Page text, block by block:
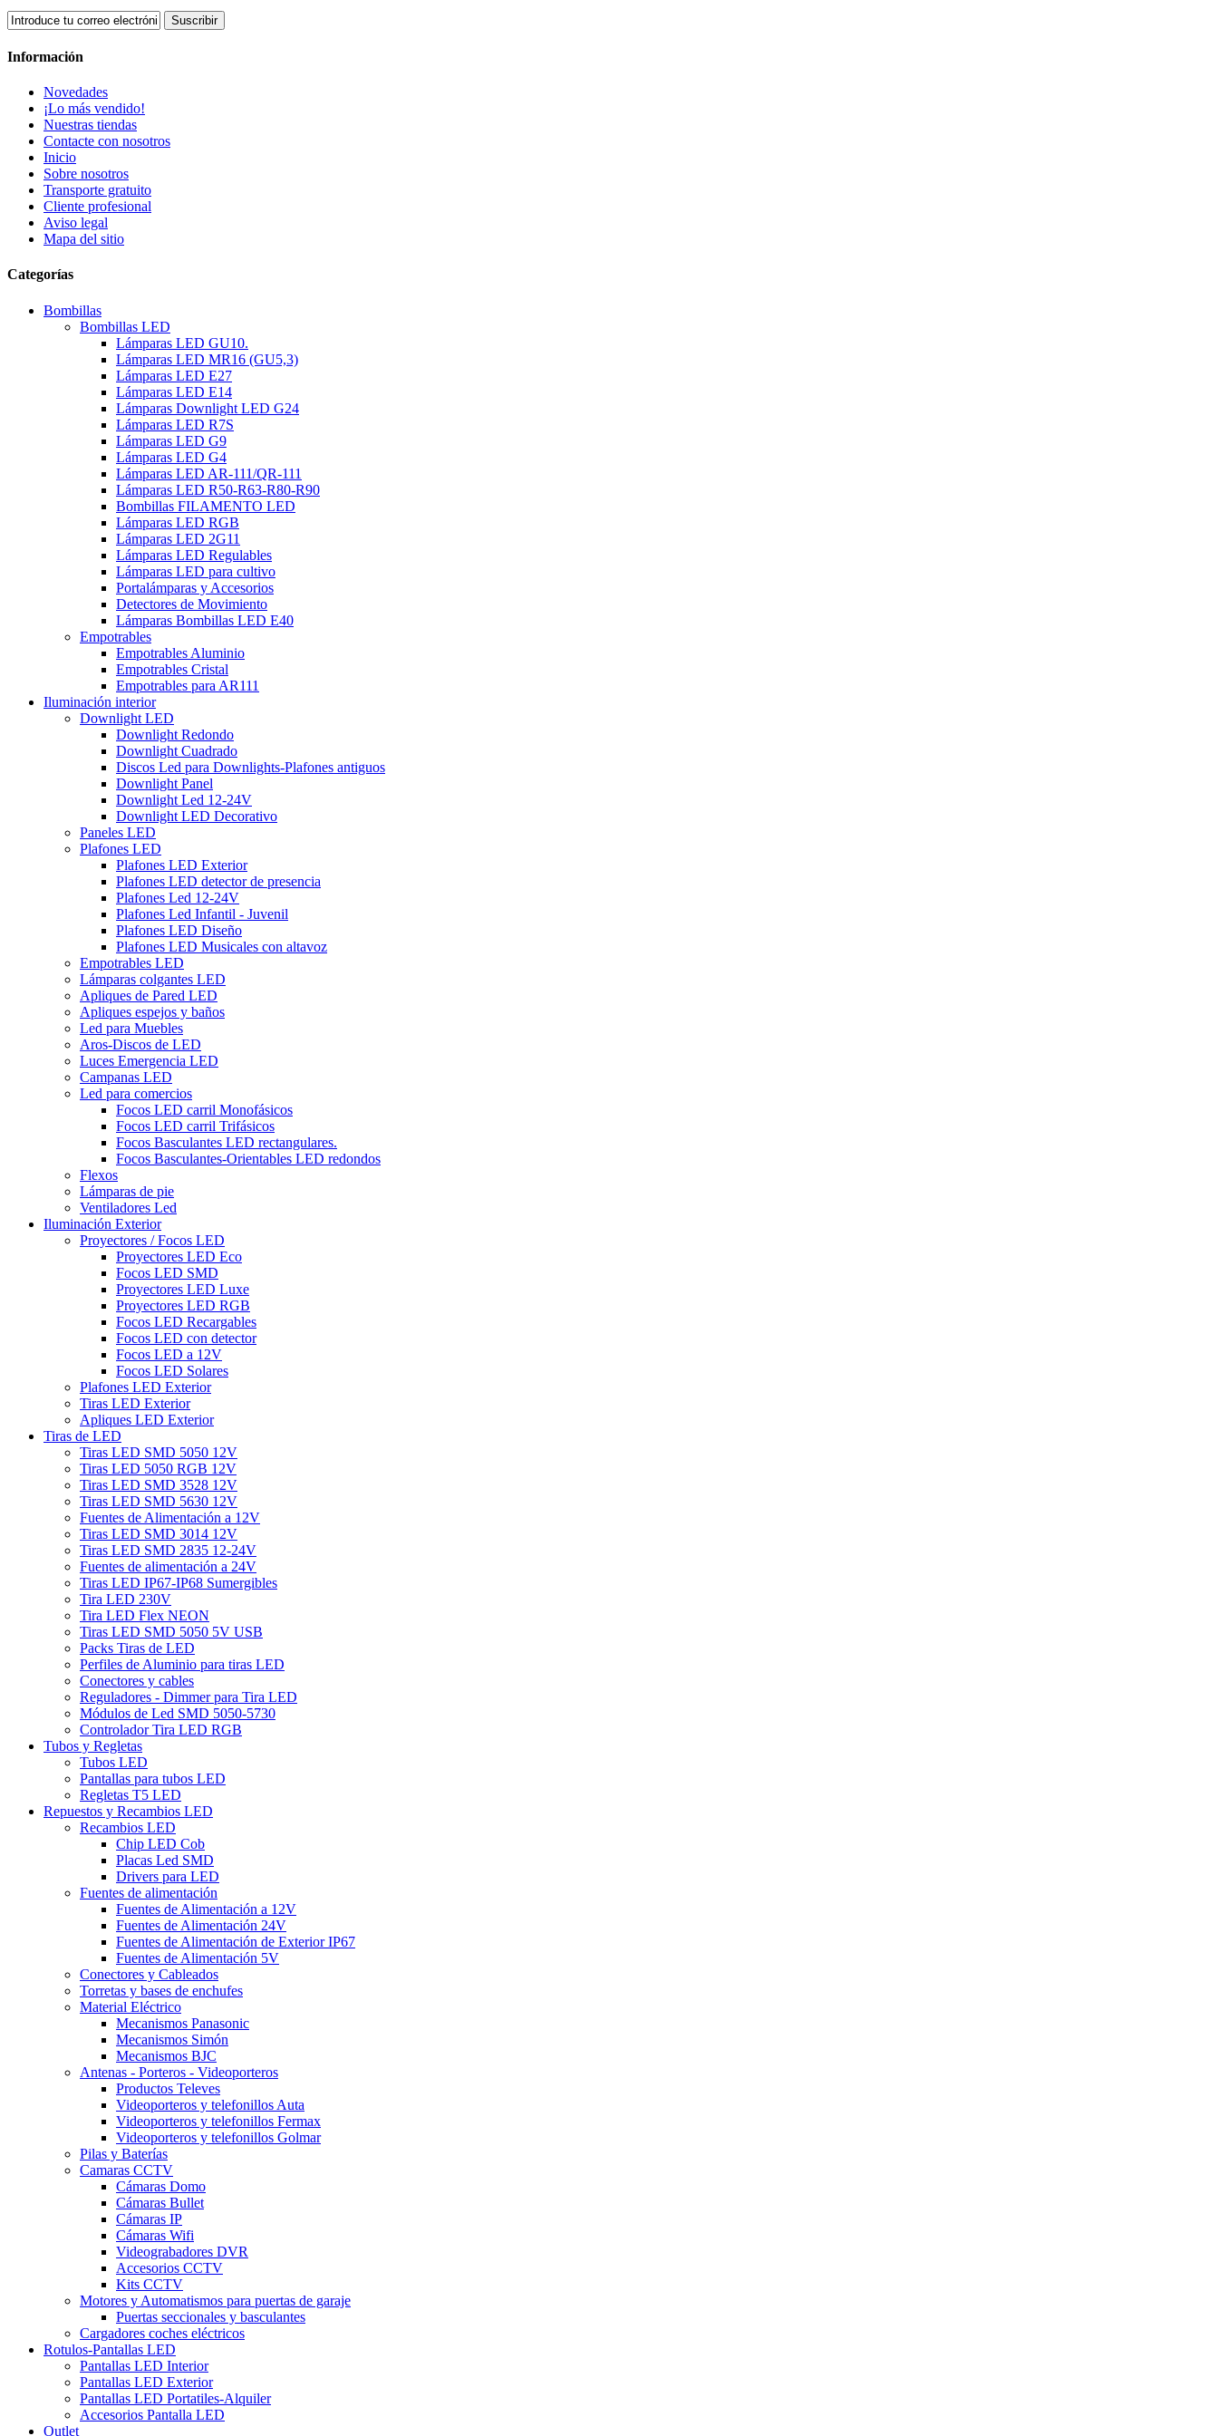
Suscribir
Información
Novedades
¡Lo más vendido!
Nuestras tiendas
Contacte con nosotros
Inicio
Sobre nosotros
Transporte gratuito
Cliente profesional
Aviso legal
Mapa del sitio
Categorías
Bombillas
Bombillas LED
Lámparas LED GU10.
Lámparas LED MR16 (GU5,3)
Lámparas LED E27
Lámparas LED E14
Lámparas Downlight LED G24
Lámparas LED R7S
Lámparas LED G9
Lámparas LED G4
Lámparas LED AR-111/QR-111
Lámparas LED R50-R63-R80-R90
Bombillas FILAMENTO LED
Lámparas LED RGB
Lámparas LED 2G11
Lámparas LED Regulables
Lámparas LED para cultivo
Portalámparas y Accesorios
Detectores de Movimiento
Lámparas Bombillas LED E40
Empotrables
Empotrables Aluminio
Empotrables Cristal
Empotrables para AR111
Iluminación interior
Downlight LED
Downlight Redondo
Downlight Cuadrado
Discos Led para Downlights-Plafones antiguos
Downlight Panel
Downlight Led 12-24V
Downlight LED Decorativo
Paneles LED
Plafones LED
Plafones LED Exterior
Plafones LED detector de presencia
Plafones Led 12-24V
Plafones Led Infantil - Juvenil
Plafones LED Diseño
Plafones LED Musicales con altavoz
Empotrables LED
Lámparas colgantes LED
Apliques de Pared LED
Apliques espejos y baños
Led para Muebles
Aros-Discos de LED
Luces Emergencia LED
Campanas LED
Led para comercios
Focos LED carril Monofásicos
Focos LED carril Trifásicos
Focos Basculantes LED rectangulares.
Focos Basculantes-Orientables LED redondos
Flexos
Lámparas de pie
Ventiladores Led
Iluminación Exterior
Proyectores / Focos LED
Proyectores LED Eco
Focos LED SMD
Proyectores LED Luxe
Proyectores LED RGB
Focos LED Recargables
Focos LED con detector
Focos LED a 12V
Focos LED Solares
Plafones LED Exterior
Tiras LED Exterior
Apliques LED Exterior
Tiras de LED
Tiras LED SMD 5050 12V
Tiras LED 5050 RGB 12V
Tiras LED SMD 3528 12V
Tiras LED SMD 5630 12V
Fuentes de Alimentación a 12V
Tiras LED SMD 3014 12V
Tiras LED SMD 2835 12-24V
Fuentes de alimentación a 24V
Tiras LED IP67-IP68 Sumergibles
Tira LED 230V
Tira LED Flex NEON
Tiras LED SMD 5050 5V USB
Packs Tiras de LED
Perfiles de Aluminio para tiras LED
Conectores y cables
Reguladores - Dimmer para Tira LED
Módulos de Led SMD 5050-5730
Controlador Tira LED RGB
Tubos y Regletas
Tubos LED
Pantallas para tubos LED
Regletas T5 LED
Repuestos y Recambios LED
Recambios LED
Chip LED Cob
Placas Led SMD
Drivers para LED
Fuentes de alimentación
Fuentes de Alimentación a 12V
Fuentes de Alimentación 24V
Fuentes de Alimentación de Exterior IP67
Fuentes de Alimentación 5V
Conectores y Cableados
Torretas y bases de enchufes
Material Eléctrico
Mecanismos Panasonic
Mecanismos Simón
Mecanismos BJC
Antenas - Porteros - Videoporteros
Productos Televes
Videoporteros y telefonillos Auta
Videoporteros y telefonillos Fermax
Videoporteros y telefonillos Golmar
Pilas y Baterías
Camaras CCTV
Cámaras Domo
Cámaras Bullet
Cámaras IP
Cámaras Wifi
Videograbadores DVR
Accesorios CCTV
Kits CCTV
Motores y Automatismos para puertas de garaje
Puertas seccionales y basculantes
Cargadores coches eléctricos
Rotulos-Pantallas LED
Pantallas LED Interior
Pantallas LED Exterior
Pantallas LED Portatiles-Alquiler
Accesorios Pantalla LED
Outlet